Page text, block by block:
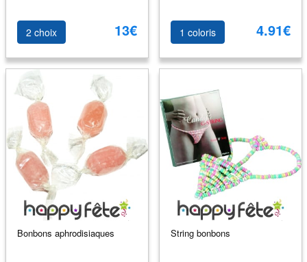
2 choix 13€ 1 coloris 4.91€
Bonbons aphrodisiaques String bonbons